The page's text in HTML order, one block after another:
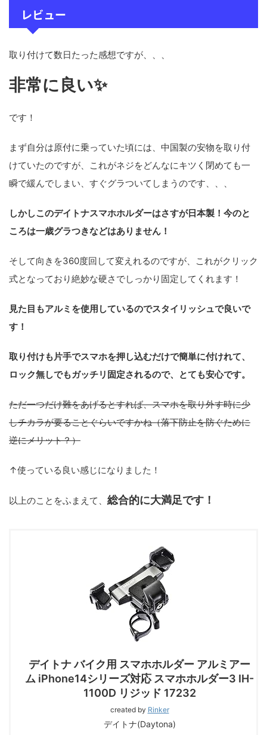
レビュー
取り付けて数日たった感想ですが、、、
非常に良い✨
です！
まず自分は原付に乗っていた頃には、中国製の安物を取り付
けていたのですが、これがネジをどんなにキツく閉めても一
瞬で緩んでしまい、すぐグラついてしまうのです、、、
しかしこのデイトナスマホホルダーはさすが日本製！今のと
ころは一歳グラつきなどはありません！
そして向きを360度回して変えれるのですが、これがクリック
式となっており絶妙な硬さでしっかり固定してくれます！
見た目もアルミを使用しているのでスタイリッシュで良いで
す！
取り付けも片手でスマホを押し込むだけで簡単に付けれて、
ロック無しでもガッチリ固定されるので、とても安心です。
ただ一つだけ難をあげるとすれば、スマホを取り外す時に少
しチカラが要ることぐらいですかね（落下防止を防ぐために
逆にメリット？）
↑使っている良い感じになりました！
以上のことをふまえて、 総合的に大満足です！
デイトナ バイク用 スマホホルダー アルミアー
ム iPhone14シリーズ対応 スマホホルダー3 IH-
1100D リジッド 17232
created by Rinker
デイトナ(Daytona)